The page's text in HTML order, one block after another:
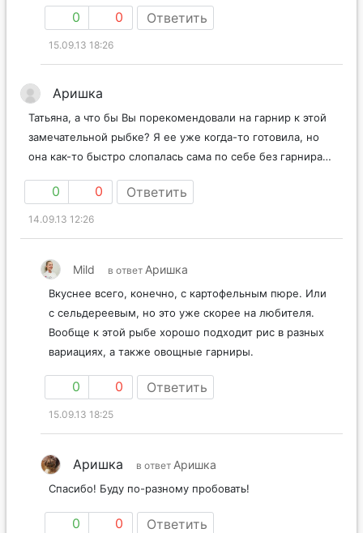
0 0 Ответить
15.09.13 18:26
Аришка
Татьяна, а что бы Вы порекомендовали на гарнир к этой
замечательной рыбке? Я ее уже когда-то готовила, но
она как-то быстро слопалась сама по себе без гарнира…
0 0 Ответить
14.09.13 12:26
Mild в ответ Аришка
Вкуснее всего, конечно, с картофельным пюре. Или
с сельдереевым, но это уже скорее на любителя.
Вообще к этой рыбе хорошо подходит рис в разных
вариациях, а также овощные гарниры.
0 0 Ответить
15.09.13 18:25
Аришка в ответ Аришка
Спасибо! Буду по-разному пробовать!
0 0 Ответить